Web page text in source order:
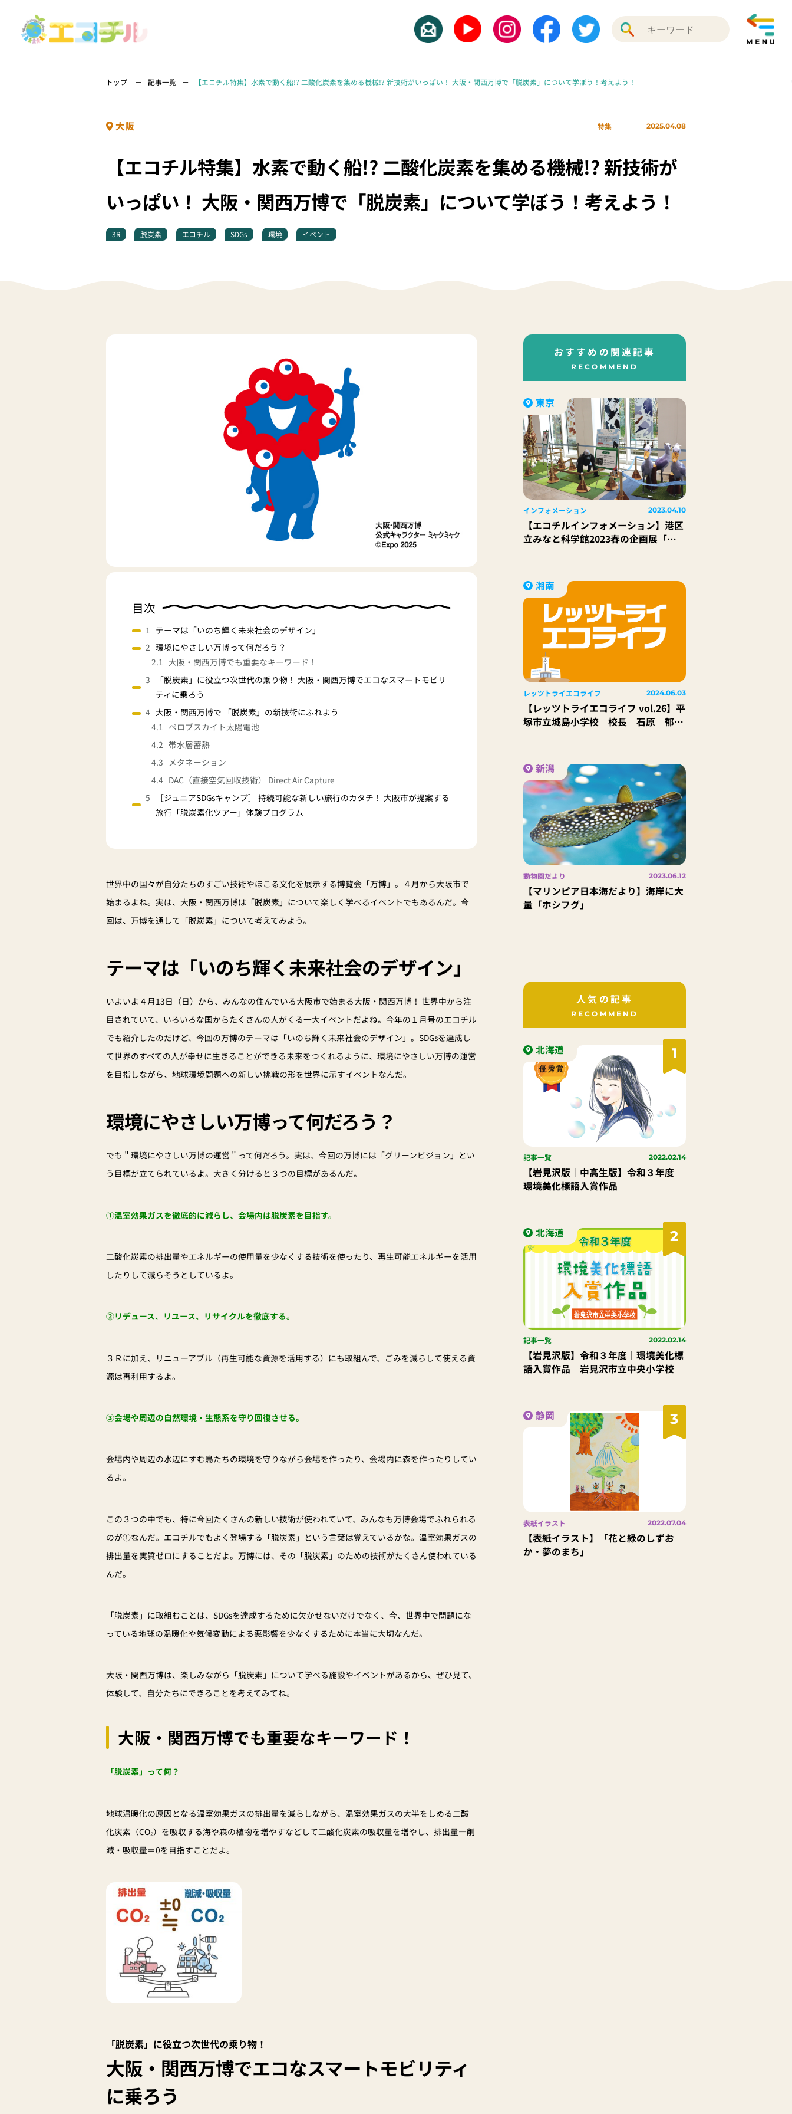
トップ 記事一覧 【エコチル特集】水素で動く船!? 二酸化炭素を集める機械!? 新技術がいっぱい！ 大阪・関西万博で「脱炭素」について学ぼう！考えよう！
大阪 特集 2025.04.08
【エコチル特集】水素で動く船!? 二酸化炭素を集める機械!? 新技術が
いっぱい！ 大阪・関西万博で「脱炭素」について学ぼう！考えよう！
3R 脱炭素 エコチル SDGs 環境 イベント
目次
テーマは「いのち輝く未来社会のデザイン」
環境にやさしい万博って何だろう？
大阪・関西万博でも重要なキーワード！
「脱炭素」に役立つ次世代の乗り物！ 大阪・関西万博でエコなスマートモビリ
ティに乗ろう
大阪・関西万博で 「脱炭素」の新技術にふれよう
ペロブスカイト太陽電池
帯水層蓄熱
メタネーション
DAC（直接空気回収技術） Direct Air Capture
［ジュニアSDGsキャンプ］ 持続可能な新しい旅行のカタチ！ 大阪市が提案する
旅行「脱炭素化ツアー」体験プログラム
世界中の国々が自分たちのすごい技術やほこる文化を展示する博覧会「万博」。４月から大阪市で
始まるよね。実は、大阪・関西万博は「脱炭素」について楽しく学べるイベントでもあるんだ。今
回は、万博を通して「脱炭素」について考えてみよう。
テーマは「いのち輝く未来社会のデザイン」
いよいよ４月13日（日）から、みんなの住んでいる大阪市で始まる大阪・関西万博！ 世界中から注
目されていて、いろいろな国からたくさんの人がくる一大イベントだよね。今年の１月号のエコチル
でも紹介したのだけど、今回の万博のテーマは「いのち輝く未来社会のデザイン」。SDGsを達成し
て世界のすべての人が幸せに生きることができる未来をつくれるように、環境にやさしい万博の運営
を目指しながら、地球環境問題への新しい挑戦の形を世界に示すイベントなんだ。
環境にやさしい万博って何だろう？
でも＂環境にやさしい万博の運営＂って何だろう。実は、今回の万博には「グリーンビジョン」とい
う目標が立てられているよ。大きく分けると３つの目標があるんだ。
①温室効果ガスを徹底的に減らし、会場内は脱炭素を目指す。
二酸化炭素の排出量やエネルギーの使用量を少なくする技術を使ったり、再生可能エネルギーを活用
したりして減らそうとしているよ。
②リデュース、リユース、リサイクルを徹底する。
３Ｒに加え、リニューアブル（再生可能な資源を活用する）にも取組んで、ごみを減らして使える資
源は再利用するよ。
③会場や周辺の自然環境・生態系を守り回復させる。
会場内や周辺の水辺にすむ鳥たちの環境を守りながら会場を作ったり、会場内に森を作ったりしてい
るよ。
この３つの中でも、特に今回たくさんの新しい技術が使われていて、みんなも万博会場でふれられる
のが①なんだ。エコチルでもよく登場する「脱炭素」という言葉は覚えているかな。温室効果ガスの
排出量を実質ゼロにすることだよ。万博には、その「脱炭素」のための技術がたくさん使われている
んだ。
「脱炭素」に取組むことは、SDGsを達成するために欠かせないだけでなく、今、世界中で問題にな
っている地球の温暖化や気候変動による悪影響を少なくするために本当に大切なんだ。
大阪・関西万博は、楽しみながら「脱炭素」について学べる施設やイベントがあるから、ぜひ見て、
体験して、自分たちにできることを考えてみてね。
大阪・関西万博でも重要なキーワード！
「脱炭素」って何？
地球温暖化の原因となる温室効果ガスの排出量を減らしながら、温室効果ガスの大半をしめる二酸
化炭素（CO₂）を吸収する海や森の植物を増やすなどして二酸化炭素の吸収量を増やし、排出量―削
減・吸収量＝0を目指すことだよ。
「脱炭素」に役立つ次世代の乗り物！
大阪・関西万博でエコなスマートモビリティ
に乗ろう
おすすめの関連記事
RECOMMEND
東京
インフォメーション 2023.04.10
【エコチルインフォメーション】港区
立みなと科学館2023春の企画展「い
湘南
レッツトライエコライフ 2024.06.03
【レッツトライエコライフ vol.26】平
塚市立城島小学校 校長 石原 郁
新潟
動物園だより 2023.06.12
【マリンピア日本海だより】海岸に大
量「ホシフグ」
人気の記事
RECOMMEND
1
北海道
記事一覧 2022.02.14
【岩見沢版｜中高生版】令和３年度
環境美化標語入賞作品
2
北海道
記事一覧 2022.02.14
【岩見沢版】令和３年度｜環境美化標
語入賞作品 岩見沢市立中央小学校
3
静岡
表紙イラスト 2022.07.04
【表紙イラスト】「花と緑のしずお
か・夢のまち」